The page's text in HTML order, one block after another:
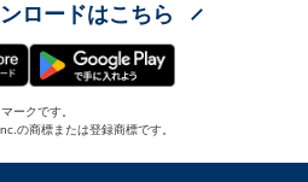
ロードはこちら
ークです。
の商標または登録商標です。